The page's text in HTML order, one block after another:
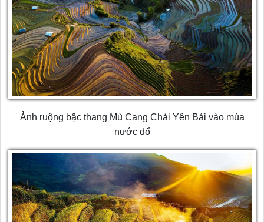
Ảnh ruộng bậc thang Mù Cang Chải Yên Bái vào mùa
nước đổ